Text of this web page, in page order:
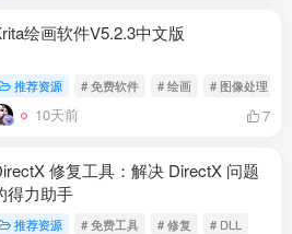
绘画软件V5.2.3中文版
推荐资源 # 免费软件 # 绘画 # 图像处理
10天前 7
修复工具：解决 DirectX 问题
得力助手
推荐资源 # 免费工具 # 修复 # DLL